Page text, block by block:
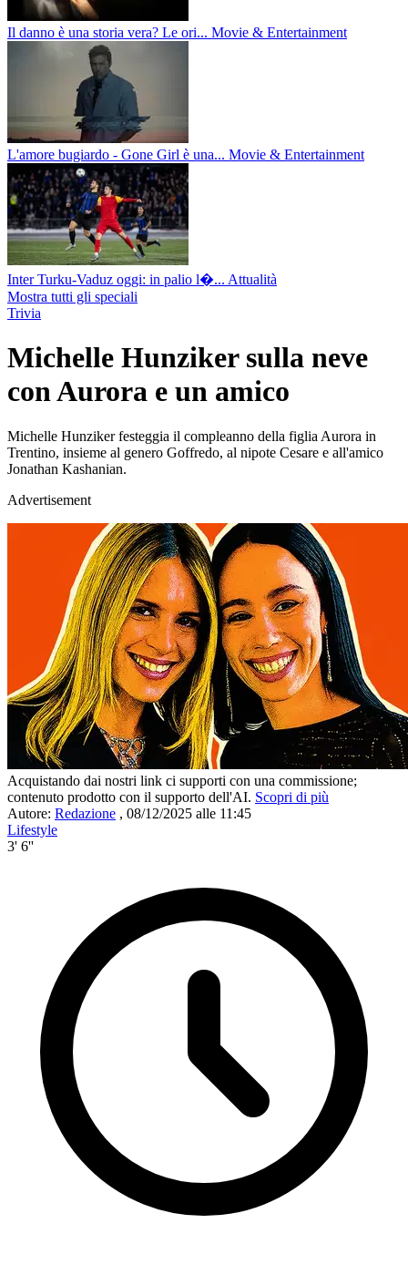
Il danno è una storia vera? Le ori... Movie & Entertainment
L'amore bugiardo - Gone Girl è una... Movie & Entertainment
Inter Turku-Vaduz oggi: in palio l�... Attualità
Mostra tutti gli speciali
Trivia
Michelle Hunziker sulla neve
con Aurora e un amico
Michelle Hunziker festeggia il compleanno della figlia Aurora in
Trentino, insieme al genero Goffredo, al nipote Cesare e all'amico
Jonathan Kashanian.
Advertisement
Acquistando dai nostri link ci supporti con una commissione;
contenuto prodotto con il supporto dell'AI. Scopri di più
Autore: Redazione , 08/12/2025 alle 11:45
Lifestyle
3' 6''